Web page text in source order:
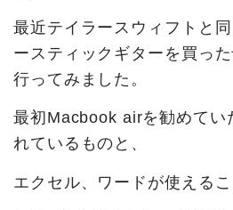
最近テイラースウィフトと
ースティックギターを買っ
行ってみました。
最初Macbook airを勧めてい
れているものと、
エクセル、ワードが使え